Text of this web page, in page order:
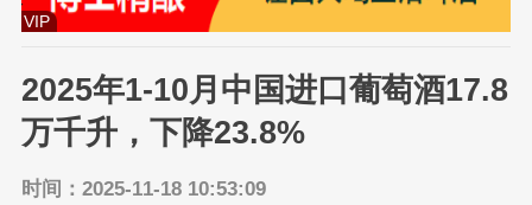
VIP
2025年1-10月中国进口葡萄酒17.8
万千升，下降23.8%
时间：2025-11-18 10:53:09